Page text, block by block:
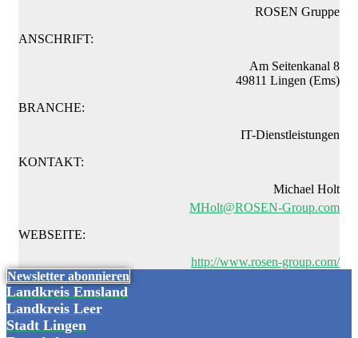
ROSEN Gruppe
ANSCHRIFT:
Am Seitenkanal 8
49811 Lingen (Ems)
BRANCHE:
IT-Dienstleistungen
KONTAKT:
Michael Holt
MHolt@ROSEN-Group.com
WEBSEITE:
http://www.rosen-group.com/
Newsletter abonnieren
Landkreis Emsland
Landkreis Leer
Stadt Lingen